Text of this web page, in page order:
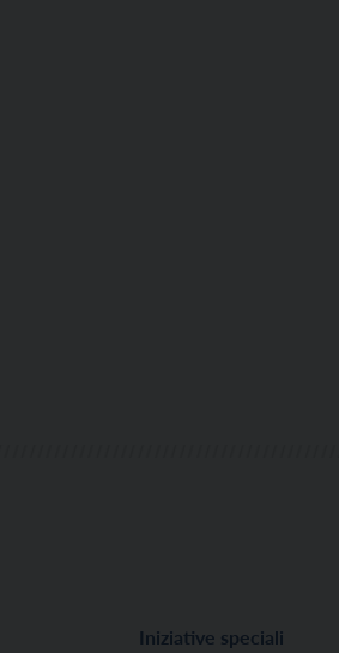
Iniziative speciali